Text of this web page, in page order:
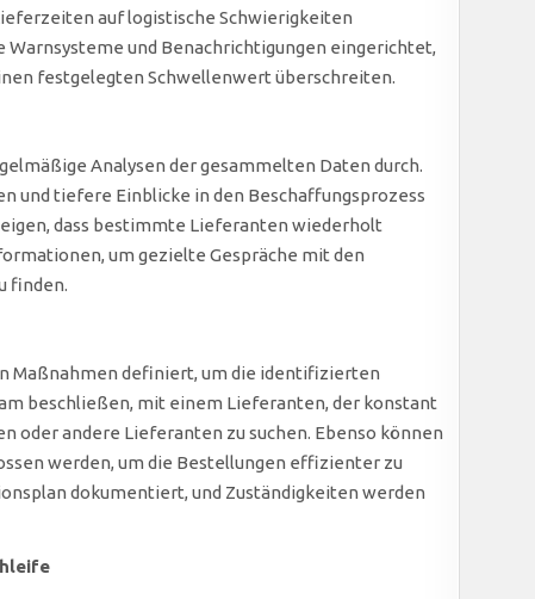
auf logistische Schwierigkeiten
und Benachrichtigungen eingerichtet,
festgelegten Schwellenwert überschreiten.
Analysen der gesammelten Daten durch.
und tiefere Einblicke in den Beschaffungsprozess
dass bestimmte Lieferanten wiederholt
um gezielte Gespräche mit den
finden.
Maßnahmen definiert, um die identifizierten
beschließen, mit einem Lieferanten, der konstant
andere Lieferanten zu suchen. Ebenso können
werden, um die Bestellungen effizienter zu
dokumentiert, und Zuständigkeiten werden